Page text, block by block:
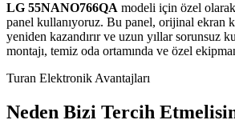
LG 55NANO766QA modeli için özel
panel kullanıyoruz. Bu panel, orijinal ekran
yeniden kazandırır ve uzun yıllar sorunsuz
montajı, temiz oda ortamında ve özel
Turan Elektronik Avantajları
Neden Bizi Tercih